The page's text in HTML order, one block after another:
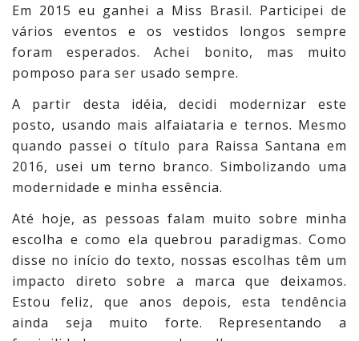
Em 2015 eu ganhei a Miss Brasil. Participei de
vários eventos e os vestidos longos sempre
foram esperados. Achei bonito, mas muito
pomposo para ser usado sempre.
A partir desta idéia, decidi modernizar este
posto, usando mais alfaiataria e ternos. Mesmo
quando passei o título para Raissa Santana em
2016, usei um terno branco. Simbolizando uma
modernidade e minha essência.
Até hoje, as pessoas falam muito sobre minha
escolha e como ela quebrou paradigmas. Como
disse no início do texto, nossas escolhas têm um
impacto direto sobre a marca que deixamos.
Estou feliz, que anos depois, esta tendência
ainda seja muito forte. Representando a